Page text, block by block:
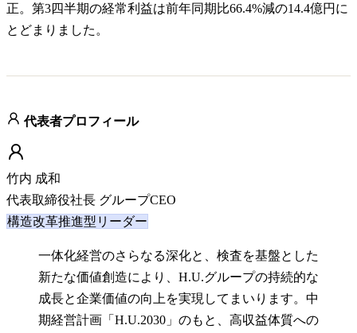
正。第3四半期の経常利益は前年同期比66.4%減の14.4億円に
とどまりました。
代表者プロフィール
竹内 成和
代表取締役社長 グループCEO
構造改革推進型リーダー
一体化経営のさらなる深化と、検査を基盤とした
新たな価値創造により、H.U.グループの持続的な
成長と企業価値の向上を実現してまいります。中
期経営計画「H.U.2030」のもと、高収益体質への